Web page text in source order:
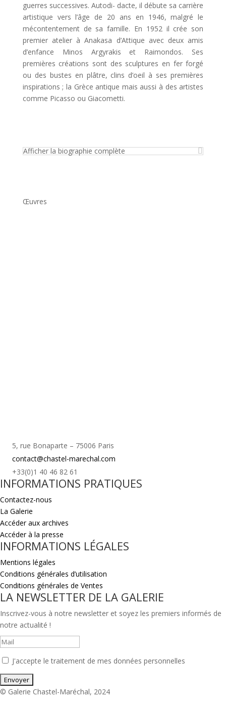
guerres successives. Autodi- dacte, il débute sa carrière
artistique vers l’âge de 20 ans en 1946, malgré le
mécontentement de sa famille. En 1952 il crée son
premier atelier à Anakasa d’Attique avec deux amis
d’enfance Minos Argyrakis et Raimondos. Ses
premières créations sont des sculptures en fer forgé
ou des bustes en plâtre, clins d’oeil à ses premières
inspirations ; la Grèce antique mais aussi à des artistes
comme Picasso ou Giacometti.
Afficher la biographie complète
Œuvres
5, rue Bonaparte – 75006 Paris
contact@chastel-marechal.com
+33(0)1 40 46 82 61
INFORMATIONS PRATIQUES
Contactez-nous
La Galerie
Accéder aux archives
Accéder à la presse
INFORMATIONS LÉGALES
Mentions légales
Conditions générales d’utilisation
Conditions générales de Ventes
LA NEWSLETTER DE LA GALERIE
Inscrivez-vous à notre newsletter et soyez les premiers informés de
notre actualité !
J'accepte le traitement de mes données personnelles
© Galerie Chastel-Maréchal, 2024